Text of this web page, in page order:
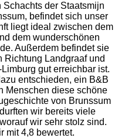
Schachts der Staatsmijn
befindet sich unser
liegt ideal zwischen dem
dem wunderschönen
Außerdem befindet sie
Richtung Landgraaf und
gut erreichbar ist.
entschieden, ein B&B
Menschen diese schöne
von Brunssum
wir bereits viele
wir sehr stolz sind.
mit 4,8 bewertet.